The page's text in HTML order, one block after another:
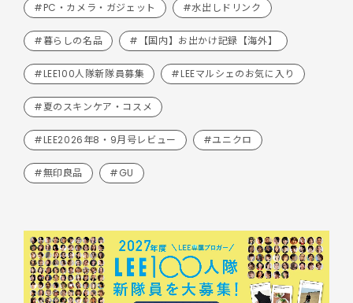
#PC・カメラ・ガジェット #水出しドリンク
#暮らしの名品 #【国内】お出かけ記録【海外】
#LEE100人隊新隊員募集 #LEEマルシェのお気に入り
#夏のスキンケア・コスメ
#LEE2026年8・9月号レビュー #ユニクロ
#無印良品 #GU